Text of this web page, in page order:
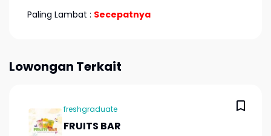
Paling Lambat : Secepatnya
Lowongan Terkait
freshgraduate
FRUITS BAR